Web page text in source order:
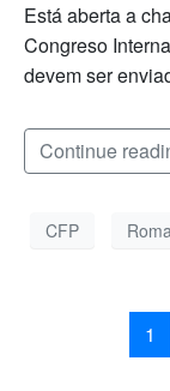
Está aberta a
Congreso
devem ser
Continue
CFP
1